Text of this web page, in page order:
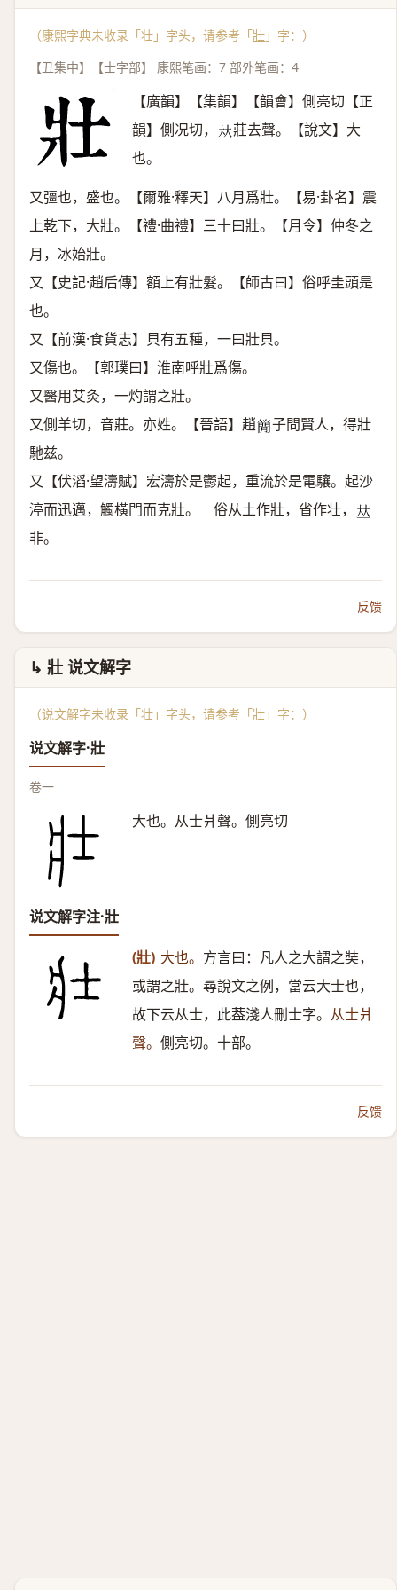
（康熙字典未收录「壮」字头，请参考「壯 」字：）
【丑集中】【士字部】 康熙笔画：7 部外笔画：4
【廣韻】【集韻】【韻會】側亮切【正
韻】側况切， 𠀤莊去聲。【說文】大
也。
又彊也，盛也。【爾雅·釋天】八月爲壯。【易·卦名】震
上乾下，大壯。【禮·曲禮】三十曰壯。【月令】仲冬之
月，冰始壯。
又【史記·趙后傳】額上有壯髮。【師古曰】俗呼圭頭是
也。
又【前漢·食貨志】貝有五種，一曰壯貝。
又傷也。【郭璞曰】淮南呼壯爲傷。
又醫用艾灸，一灼謂之壯。
又側羊切，音莊。亦姓。【晉語】趙𥳑 子問賢人，得壯
馳兹。
又【伏滔·望濤賦】宏濤於是鬱起，重流於是電驤。起沙
渟而迅邁，觸橫門而克壯。 俗从土作壯，省作壮， 𠀤
非。
反馈
↳ 壯 说文解字
（说文解字未收录「壮」字头，请参考「壯 」字：）
说文解字·壯
卷一
大也。从士爿聲。側亮切
说文解字注·壯
(壯) 大也。 方言曰：凡人之大謂之奘，
或謂之壯。尋說文之例，當云大士也，
故下云从士，此葢淺人刪士字。 从士爿
聲。 側亮切。十部。
反馈